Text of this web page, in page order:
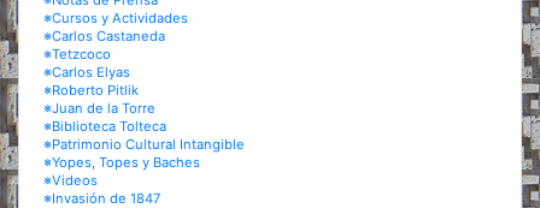
※Cursos y Actividades
※Carlos Castaneda
※Tetzcoco
※Carlos Elyas
※Roberto Pitlik
※Juan de la Torre
※Biblioteca Tolteca
※Patrimonio Cultural Intangible
※Yopes, Topes y Baches
※Videos
※Invasión de 1847